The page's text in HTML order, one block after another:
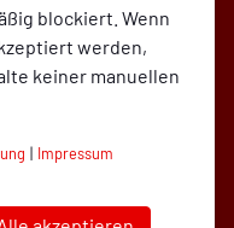
blockiert. Wenn
werden,
keiner manuellen
| Impressum